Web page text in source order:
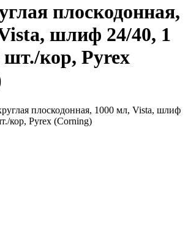
плоскодонная,
шлиф 24/40, 1
кор, Pyrex